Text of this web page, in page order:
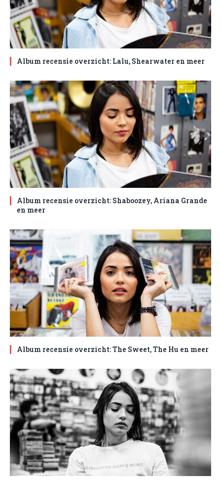
Album recensie overzicht: Lalu, Shearwater en meer
Album recensie overzicht: Shaboozey, Ariana Grande
en meer
Album recensie overzicht: The Sweet, The Hu en meer